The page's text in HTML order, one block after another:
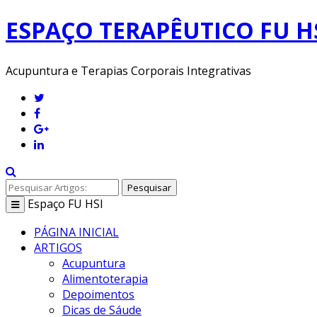
ESPAÇO TERAPÊUTICO FU
Acupuntura e Terapias Corporais Integrativas
Pesquisar
Toggle
navigation
Espaço FU HSI
PÁGINA INICIAL
ARTIGOS
Acupuntura
Alimentoterapia
Depoimentos
Dicas de Sáude